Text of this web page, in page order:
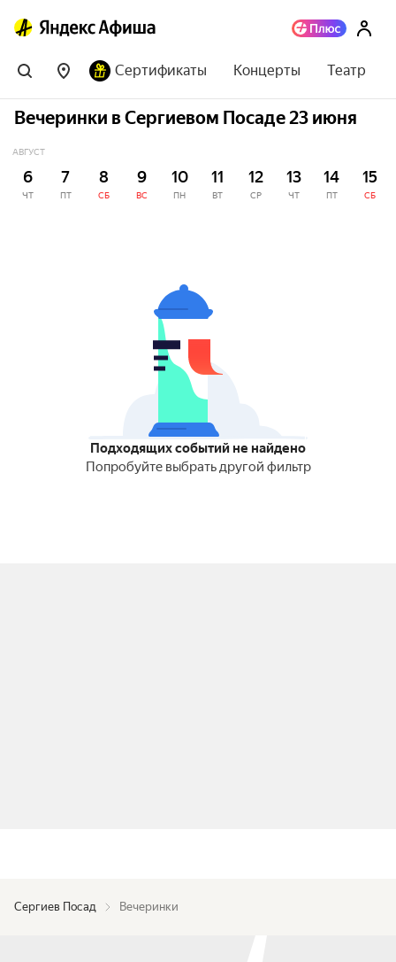
Сертификаты Концерты Театр
Вечеринки в Сергиевом Посаде 23 июня
АВГУСТ
6
ЧТ
7
ПТ
8
СБ
9
ВС
10
ПН
11
ВТ
12
СР
13
ЧТ
14
ПТ
15
СБ
Подходящих событий не найдено
Попробуйте выбрать другой фильтр
Сергиев Посад Вечеринки